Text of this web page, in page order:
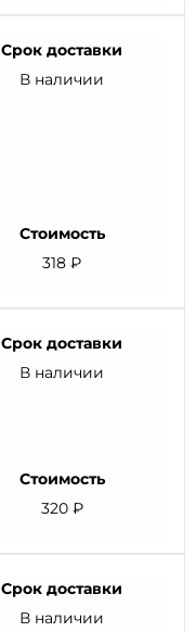
Срок доставки
В наличии
Стоимость
318 ₽
Срок доставки
В наличии
Стоимость
320 ₽
Срок доставки
В наличии